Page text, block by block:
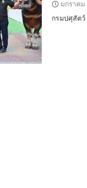
มกราคม
กรมปศุสัต